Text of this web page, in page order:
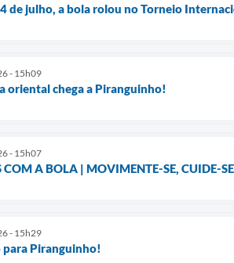
de julho, a bola rolou no Torneio
- 15h09
oriental chega a Piranguinho!
- 15h07
COM A BOLA | MOVIMENTE-SE, CUIDE-
- 15h29
Piranguinho!